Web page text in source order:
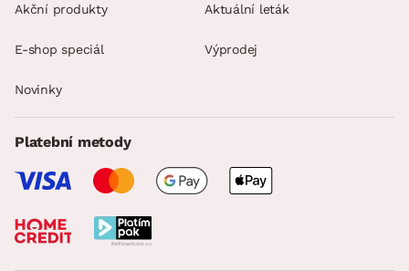
Akční produkty Aktuální leták
E-shop speciál Výprodej
Novinky
Platební metody